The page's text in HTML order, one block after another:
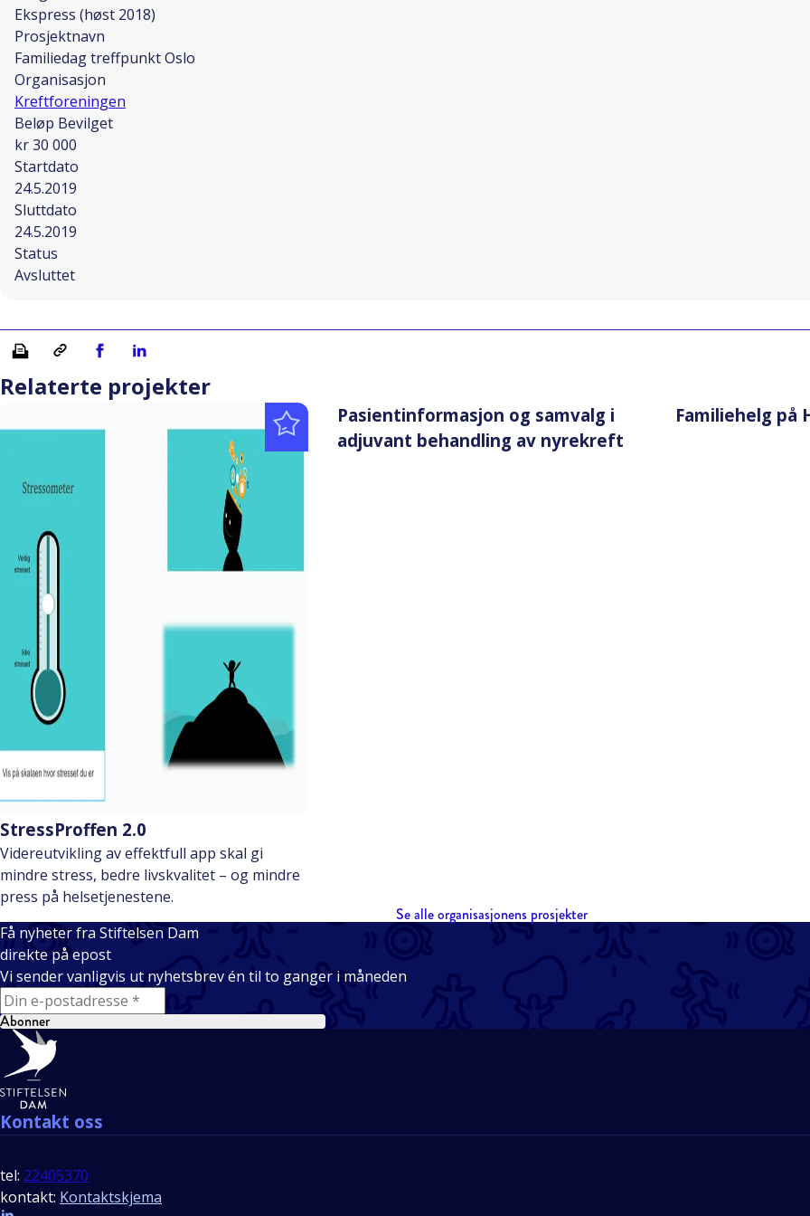
Ekspress (høst 2018)
Prosjektnavn
Familiedag treffpunkt Oslo
Organisasjon
Kreftforeningen
Beløp Bevilget
kr 30 000
Startdato
24.5.2019
Sluttdato
24.5.2019
Status
Avsluttet
Skriv ut Kopiera länkDel på Facebook
Del på Linkedin
Relaterte projekter
StressProffen 2.0
Videreutvikling av effektfull app skal gi
mindre stress, bedre livskvalitet – og mindre
press på helsetjenestene.
Pasientinformasjon og samvalg i
adjuvant behandling av nyrekreft
Familiehelg på
Se alle organisasjonens prosjekter
Få nyheter fra Stiftelsen Dam
direkte på epost
Vi sender vanligvis ut nyhetsbrev én til to ganger i måneden
E-mail
Abonner
Bunntekst
Kontakt oss
tel: 22405370
kontakt: Kontaktskjema